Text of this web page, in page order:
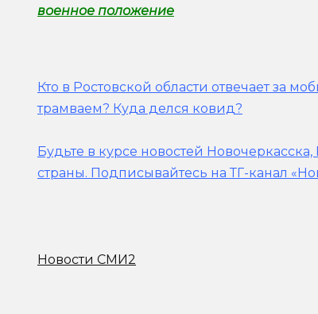
военное положение
Кто в Ростовской области отвечает за
трамваем? Куда делся ковид?
Будьте в курсе новостей
страны. Подписывайтесь на ТГ-канал
Новости СМИ2